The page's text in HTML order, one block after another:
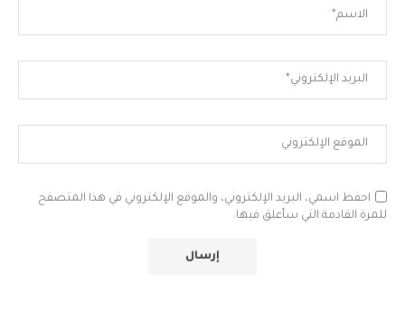
احفظ اسمي، البريد الإلكتروني، والموقع الإلكتروني في هذا المتصفح
للمرة القادمة التي سأعلق فيها.